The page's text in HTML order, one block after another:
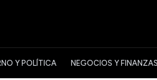
Y POLÍTICA NEGOCIOS Y FINANZAS